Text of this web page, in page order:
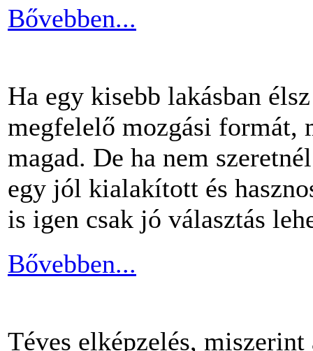
Bővebben...
Ha egy kisebb lakásban
megfelelő mozgási formát,
magad. De ha nem
egy jól kialakított és
is igen csak jó választás
Bővebben...
Téves elképzelés, miszerint